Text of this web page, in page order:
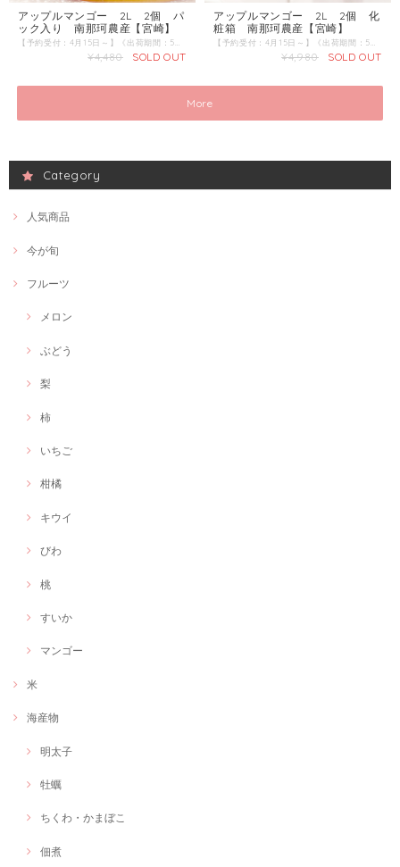
アップルマンゴー 2L 2個 パ
ック入り 南那珂農産【宮崎】
¥4,480 SOLD OUT
アップルマンゴー 2L 2個 化
粧箱 南那珂農産【宮崎】
¥4,980 SOLD OUT
More
Category
人気商品
今が旬
フルーツ
メロン
ぶどう
梨
柿
いちご
柑橘
キウイ
びわ
桃
すいか
マンゴー
米
海産物
明太子
牡蠣
ちくわ・かまぼこ
佃煮